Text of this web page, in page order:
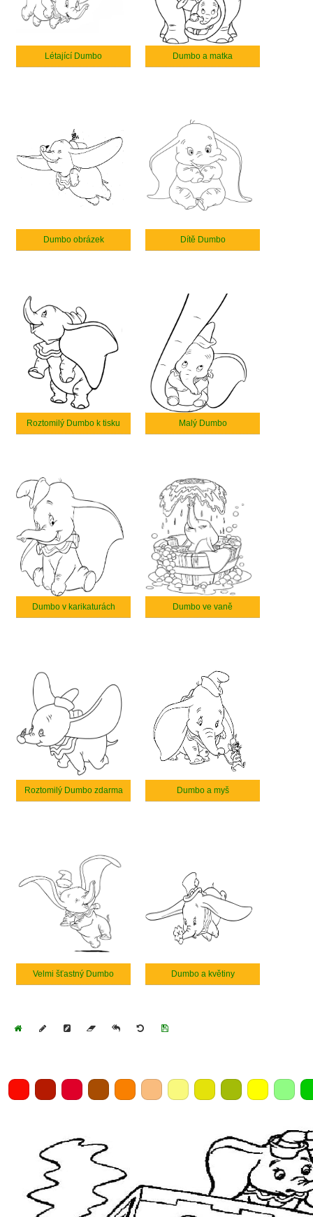
Létající Dumbo Dumbo a matka
Dumbo obrázek Dítě Dumbo
Roztomilý Dumbo k tisku Malý Dumbo
Dumbo v karikaturách Dumbo ve vaně
Roztomilý Dumbo zdarma Dumbo a myš
Velmi šťastný Dumbo Dumbo a květiny